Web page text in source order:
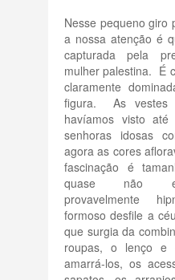
Nesse pequeno giro
a nossa atenção é
capturada pela
mulher palestina. É
claramente
figura. As vestes
havíamos visto
senhoras idosas
agora as cores
fascinação é
quase não
provavelmente
formoso desfile a
que surgia da
roupas, o lenço e
amarrá-los, os